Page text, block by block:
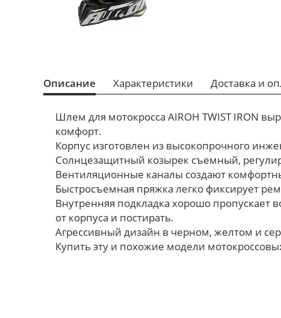
Описание Характеристики Доставка и
Шлем для мотокросса AIROH TWIST IRON
комфорт.
Корпус изготовлен из высокопрочного
Солнцезащитный козырек съемный,
Вентиляционные каналы создают
Быстросъемная пряжка легко фиксирует
Внутренняя подкладка хорошо
от корпуса и постирать.
Агрессивный дизайн в черном, желтом и
Купить эту и похожие модели